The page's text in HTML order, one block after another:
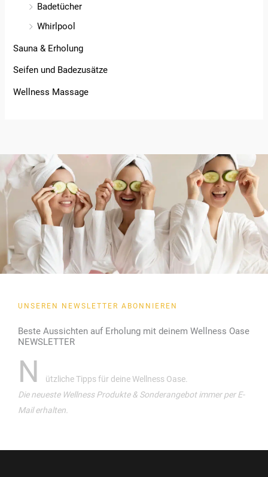
Badetücher
Whirlpool
Sauna & Erholung
Seifen und Badezusätze
Wellness Massage
UNSEREN NEWSLETTER ABONNIEREN
Beste Aussichten auf Erholung mit deinem Wellness Oase
NEWSLETTER
N
ützliche Tipps für deine Wellness Oase.
Die neueste Wellness Produkte & Sonderangebot immer per E-
Mail erhalten.